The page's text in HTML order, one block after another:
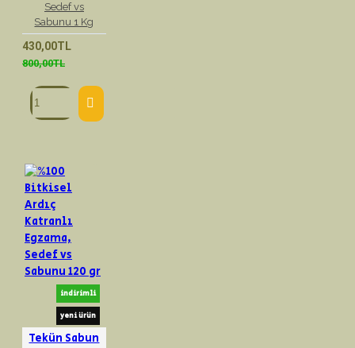
Sedef vs
Sabunu 1 Kg
430,00TL
800,00TL
indirimli
yeni ürün
Tekün Sabun